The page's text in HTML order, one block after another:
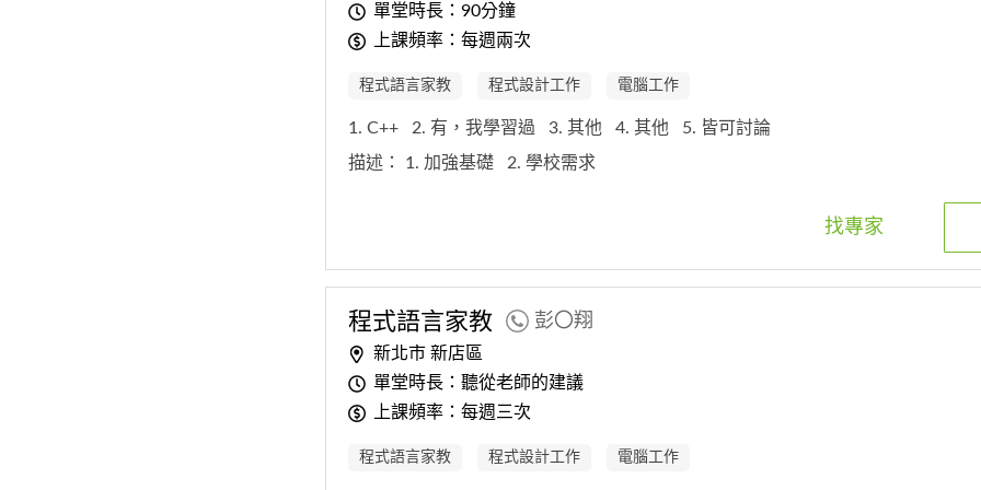
單堂時長：90分鐘
上課頻率：每週兩次
程式語言家教 程式設計工作 電腦工作
1. C++ 2. 有，我學習過 3. 其他 4. 其他
5. 皆可討論
描述： 1. 加強基礎 2. 學校需求
找專家
程式語言家教 彭〇翔
新北市 新店區
單堂時長：聽從老師的建議
上課頻率：每週三次
程式語言家教 程式設計工作 電腦工作